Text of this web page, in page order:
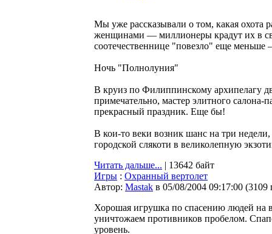
Мы уже рассказывали о том, какая охота
женщинами — миллионеры крадут их в
соотечественнице "повезло" еще меньше
Ночь "Полнолуния"
В круиз по Филиппинскому архипелагу
примечательно, мастер элитного салона-
прекрасный праздник. Еще бы!
В кои-то веки возник шанс на три
городской слякоти в великолепную
Читать дальше... | 13642 байт
Игры : Охранный вертолет
Автор: Мastak в 05/08/2004 09:17:00 (3109
Хорошая игрушка по спасению людей на
уничтожаем противников пробелом.
уровень.